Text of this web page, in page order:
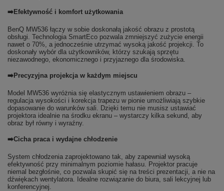
➡️Efektywność i komfort użytkowania
BenQ MW536 łączy w sobie doskonałą jakość obrazu z prostotą
obsługi. Technologia SmartEco pozwala zmniejszyć zużycie energii
nawet o 70%, a jednocześnie utrzymać wysoką jakość projekcji. To
doskonały wybór dla użytkowników, którzy szukają sprzętu
niezawodnego, ekonomicznego i przyjaznego dla środowiska.
➡️Precyzyjna projekcja w każdym miejscu
Model MW536 wyróżnia się elastycznym ustawieniem obrazu –
regulacja wysokości i korekcja trapezu w pionie umożliwiają szybkie
dopasowanie do warunków sali. Dzięki temu nie musisz ustawiać
projektora idealnie na środku ekranu – wystarczy kilka sekund, aby
obraz był równy i wyraźny.
➡️Cicha praca i wydajne chłodzenie
System chłodzenia zaprojektowano tak, aby zapewniał wysoką
efektywność przy minimalnym poziomie hałasu. Projektor pracuje
niemal bezgłośnie, co pozwala skupić się na treści prezentacji, a nie na
dźwiękach wentylatora. Idealne rozwiązanie do biura, sali lekcyjnej lub
konferencyjnej.